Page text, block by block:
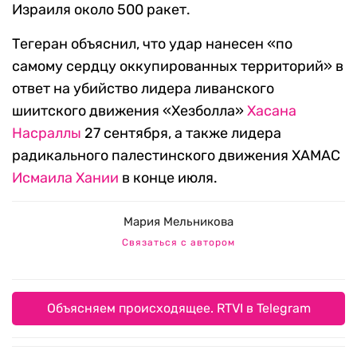
Израиля около 500 ракет.
Тегеран объяснил, что удар нанесен «по
самому сердцу оккупированных территорий» в
ответ на убийство лидера ливанского
шиитского движения «Хезболла»Хасана
Насраллы 27 сентября, а также лидера
радикального палестинского движения ХАМАС
Исмаила Хании в конце июля.
Мария Мельникова
Связаться с автором
Объясняем происходящее. RTVI в Telegram